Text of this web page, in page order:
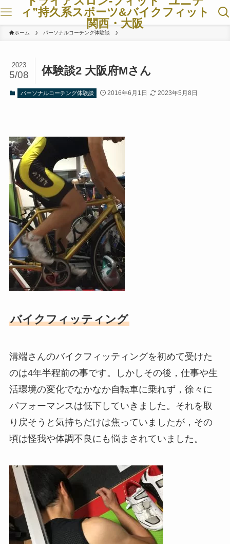
ィ”持久系スポーツ&バイクフィット
関西・大阪
ホーム パーソナルコーチング体験談
体験談2 大阪府Mさん
2023
5/08
パーソナルコーチング体験談 2016年6月1日 2023年5月8日
バイクフィッティング
溝端さんのバイクフィッティングを初めて受けた
のは4年半程前の事です。しかしその後，仕事や生
活環境の変化でなかなか自転車に乗れず，徐々に
パフォーマンスは低下していきました。それを取
り戻そうと気持ちだけは焦っていましたが，その
頃は怪我や体調不良にも悩まされていました。